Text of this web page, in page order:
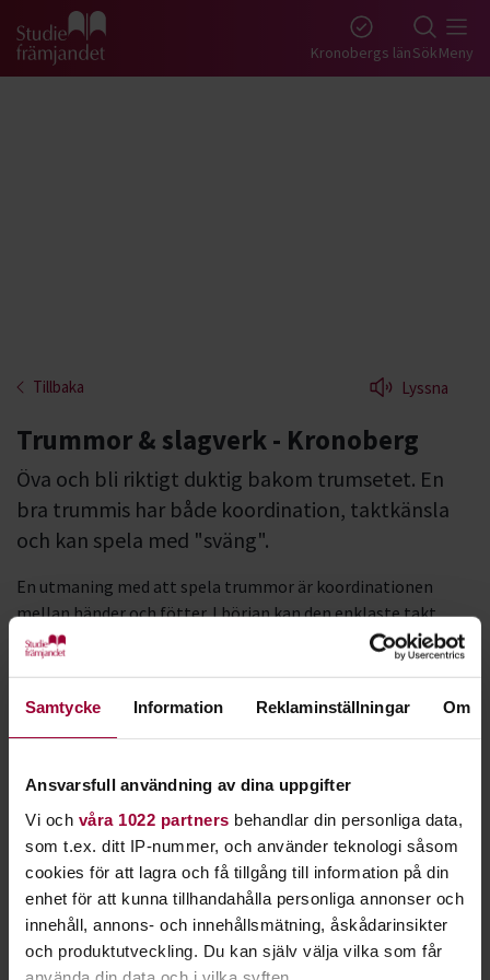
Samtycke Information Reklaminställningar Om
Ansvarsfull användning av dina uppgifter
Vi och våra 1022 partners behandlar din personliga data,
som t.ex. ditt IP-nummer, och använder teknologi såsom
cookies för att lagra och få tillgång till information på din
enhet för att kunna tillhandahålla personliga annonser och
innehåll, annons- och innehållsmätning, åskådarinsikter
och produktutveckling. Du kan själv välja vilka som får
Gå till studiefrämjandets startsida Kronobergs länSökMeny
Tillbaka Lyssna
Trummor & slagverk - Kronoberg
Öva och bli riktigt duktig bakom trumsetet. En
bra trummis har både koordination, taktkänsla
och kan spela med "sväng".
En utmaning med att spela trummor är koordinationen
mellan händer och fötter. I början kan den enklaste takt
kräva stor koncentration, men övning ger snabbt färdighet.
musiken att stå på. Ha gärna en öppen inställning till alla
sorters musik. Genom att lyssna efter vad som är
trumspel och till slut även hitta ditt eget unika uttryck.
Möt trummisen och cirkelledaren
Carolina